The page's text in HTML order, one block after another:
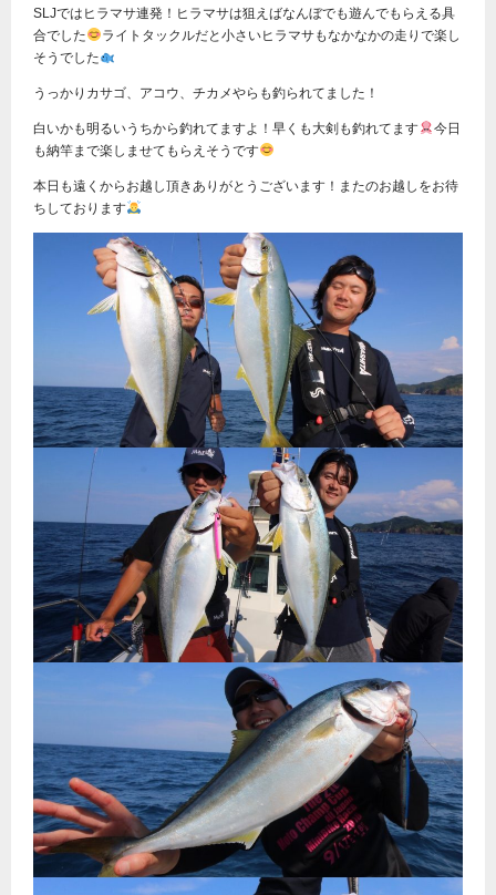
SLJではヒラマサ連発！ヒラマサは狙えばなんぼでも遊んでもらえる具
合でした
ライトタックルだと小さいヒラマサもなかなかの走りで楽し
そうでした
うっかりカサゴ、アコウ、チカメやらも釣られてました！
白いかも明るいうちから釣れてますよ！早くも大剣も釣れてます
今日
も納竿まで楽しませてもらえそうです
本日も遠くからお越し頂きありがとうございます！またのお越しをお待
ちしております